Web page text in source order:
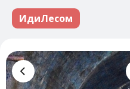
ИдиЛесом